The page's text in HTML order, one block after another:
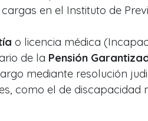
en el Instituto de
o licencia médica
de la Pensión
mediante resolución
como el de discapacidad